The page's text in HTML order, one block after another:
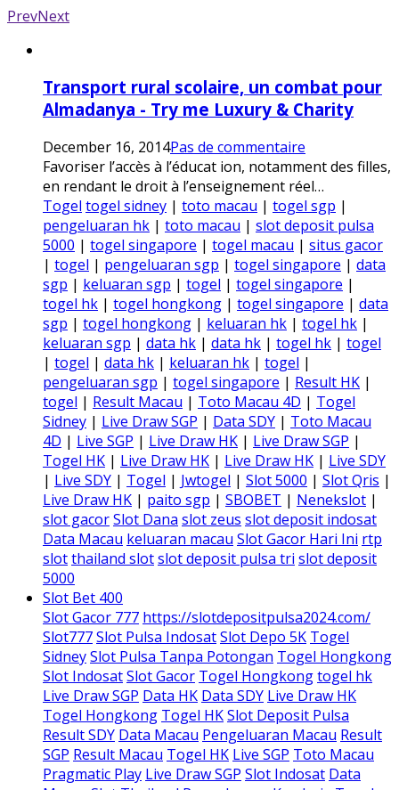
PrevNext
Transport rural scolaire, un combat pour
Almadanya - Try me Luxury & Charity
December 16, 2014Pas de commentaire
Favoriser l’accès à l’éducat ion, notamment des filles,
en rendant le droit à l’enseignement réel…
Togel togel sidney | toto macau | togel sgp |
pengeluaran hk | toto macau | slot deposit pulsa
5000 | togel singapore | togel macau | situs gacor
| togel | pengeluaran sgp | togel singapore | data
sgp | keluaran sgp | togel | togel singapore |
togel hk | togel hongkong | togel singapore | data
sgp | togel hongkong | keluaran hk | togel hk |
keluaran sgp | data hk | data hk | togel hk | togel
| togel | data hk | keluaran hk | togel |
pengeluaran sgp | togel singapore | Result HK |
togel | Result Macau | Toto Macau 4D | Togel
Sidney | Live Draw SGP | Data SDY | Toto Macau
4D | Live SGP | Live Draw HK | Live Draw SGP |
Togel HK | Live Draw HK | Live Draw HK | Live SDY
| Live SDY | Togel | Jwtogel | Slot 5000 | Slot Qris |
Live Draw HK | paito sgp | SBOBET | Nenekslot |
slot gacorSlot Dana slot zeus slot deposit indosat
Data Macau keluaran macau Slot Gacor Hari Ini rtp
slotthailand slotslot deposit pulsa tri slot deposit
5000
Slot Bet 400
Slot Gacor 777 https://slotdepositpulsa2024.com/
Slot777Slot Pulsa IndosatSlot Depo 5K Togel
SidneySlot Pulsa Tanpa Potongan Togel Hongkong
Slot IndosatSlot Gacor Togel Hongkongtogel hk
Live Draw SGP Data HK Data SDY Live Draw HK
Togel Hongkong Togel HKSlot Deposit Pulsa
Result SDY Data Macau Pengeluaran Macau Result
SGP Result Macau Togel HK Live SGP Toto Macau
Pragmatic Play Live Draw SGP Slot Indosat Data